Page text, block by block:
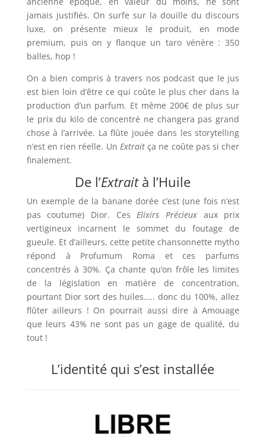
jamais justifiés. On surfe sur la douille du discours
luxe, on présente mieux le produit, en mode
premium, puis on y flanque un taro vénère : 350
balles, hop !
On a bien compris à travers nos podcast que le jus
est bien loin d’être ce qui coûte le plus cher dans la
production d’un parfum. Et même 200€ de plus sur
le prix du kilo de concentré ne changera pas grand
chose à l’arrivée. La flûte jouée dans les storytelling
n’est en rien réelle. Un Extraitça ne coûte pas si cher
finalement.
De l’Extraità l’Huile
Un exemple de la banane dorée c’est (une fois n’est
pas coutume) Dior. CesElixirs Précieuxaux prix
vertigineux incarnent le sommet du foutage de
gueule. Et d’ailleurs, cette petite chansonnette mytho
répond à Profumum Roma et ces parfums
concentrés à 30%. Ça chante qu’on frôle les limites
de la législation en matière de concentration,
pourtant Dior sort des huiles….. donc du 100%, allez
flûter ailleurs ! On pourrait aussi dire à Amouage
que leurs 43% ne sont pas un gage de qualité, du
tout !
L’identité qui s’est installée